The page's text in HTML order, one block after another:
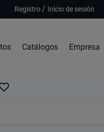
Registro/ Inicio de sesión
Catálogos Empresa